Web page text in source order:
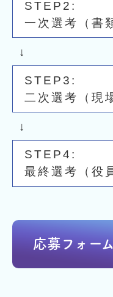
一次選考（書
二次選考（現
最終選考（役
応募フォー